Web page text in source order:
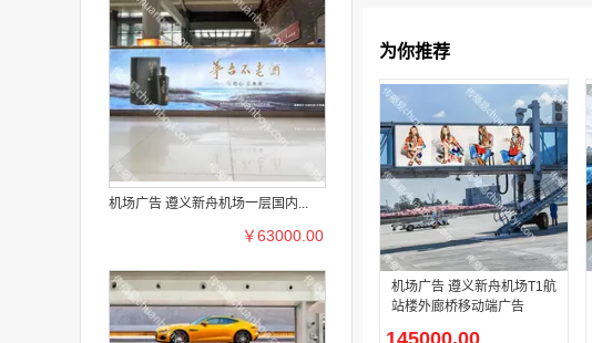
机场广告 遵义新舟机场一层国内...
￥63000.00
为你推荐
机场广告 遵义新舟机场T1航
站楼外廊桥移动端广告
145000.00